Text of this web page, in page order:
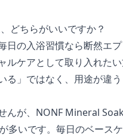
どちらがいいですか？
日の入浴習慣なら断然エ
ルケアとして取り入れた
」ではなく、用途が違う
んが、NONF Mineral
多いです。毎日のベース